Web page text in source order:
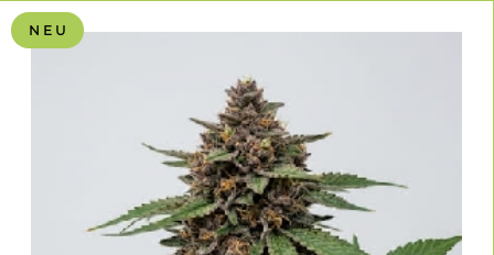
führt.
Etwa ab der dritten Wachstumswoche oder spätestens in der
Vorblütephase zeigen sich Vorblüten: Weibliche Pflanzen haben
weiße Härchen (Stigmen), männliche entwickeln Pollensäcke.
Warum gelten reguläre Samen als stabiler gegen Zwitterbildung?
Da reguläre Samen natürlich entstehen und nicht durch chemische
Umkehrung des Geschlechts (mittels Silberthiosulfat) gewonnen
werden, bleibt die genetische Stabilität oft reiner. Das Risiko für
Hermaphroditismus (Zwitterbildung) ist bei sauber selektierten
regulären Linien daher oft geringer als bei feminisierten Varianten.
N E U